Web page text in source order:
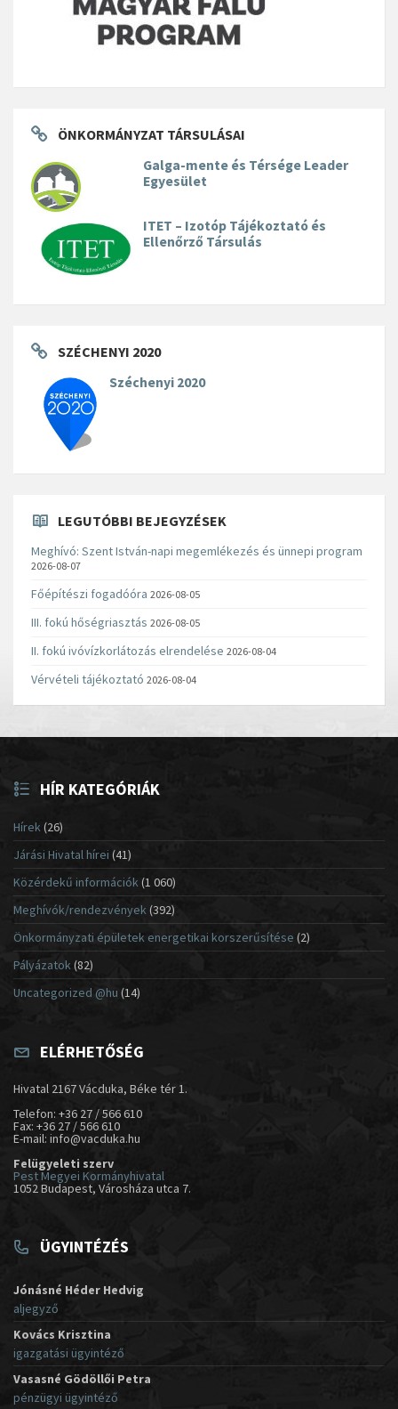
ÖNKORMÁNYZAT TÁRSULÁSAI
Galga-mente és Térsége Leader
Egyesület
ITET – Izotóp Tájékoztató és
Ellenőrző Társulás
SZÉCHENYI 2020
Széchenyi 2020
LEGUTÓBBI BEJEGYZÉSEK
Meghívó: Szent István-napi megemlékezés és ünnepi program
2026-08-07
Főépítészi fogadóóra 2026-08-05
III. fokú hőségriasztás 2026-08-05
II. fokú ivóvízkorlátozás elrendelése 2026-08-04
Vérvételi tájékoztató 2026-08-04
HÍR KATEGÓRIÁK
Hírek(26)
Járási Hivatal hírei (41)
Közérdekű információk(1 060)
Meghívók/rendezvények (392)
Önkormányzati épületek energetikai korszerűsítése (2)
Pályázatok (82)
Uncategorized @hu (14)
ELÉRHETŐSÉG
Hivatal 2167 Vácduka, Béke tér 1.
Telefon: +36 27 / 566 610
Fax: +36 27 / 566 610
E-mail: info@vacduka.hu
Felügyeleti szerv
Pest Megyei Kormányhivatal
1052 Budapest, Városháza utca 7.
ÜGYINTÉZÉS
Jónásné Héder Hedvig
aljegyző
Kovács Krisztina
igazgatási ügyintéző
Vasasné Gödöllői Petra
pénzügyi ügyintéző